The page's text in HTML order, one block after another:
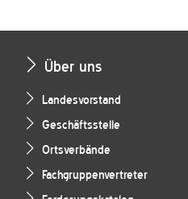
Über uns
Landesvorstand
Geschäftsstelle
Ortsverbände
Fachgruppenvertreter